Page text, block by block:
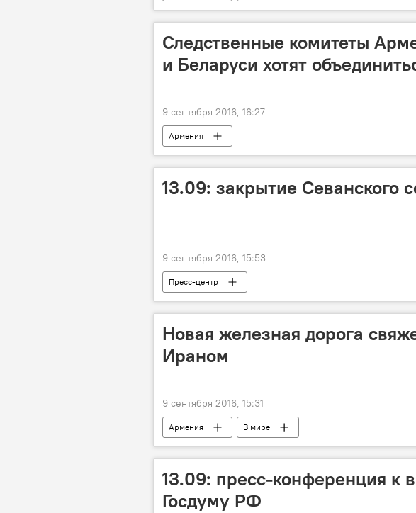
Следственные комитеты
и Беларуси хотят
9 сентября 2016, 16:27
Армения
13.09: закрытие Севанского
9 сентября 2016, 15:53
Пресс-центр
Новая железная дорога
Ираном
9 сентября 2016, 15:31
Армения В мире
13.09: пресс-конференция к
Госдуму РФ